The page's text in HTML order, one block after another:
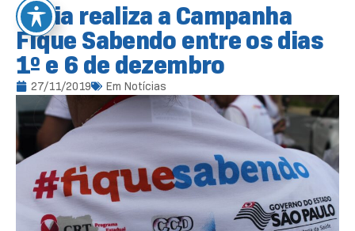
Cotia realiza a Campanha
Fique Sabendo entre os dias
1º e 6 de dezembro
27/11/2019 Em Notícias